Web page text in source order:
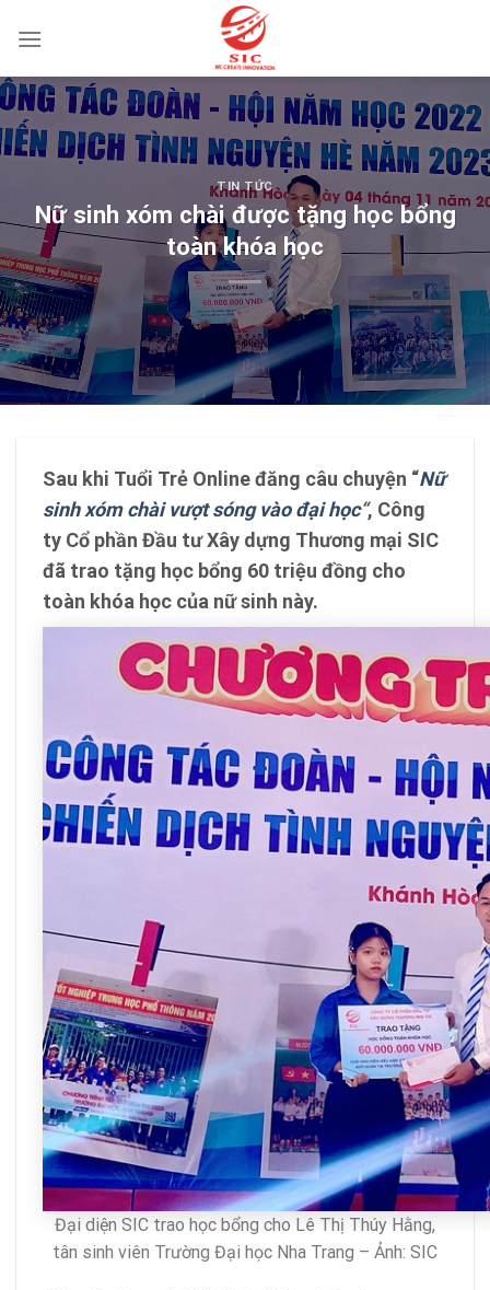
TIN TỨC
Nữ sinh xóm chài được tặng học bổng
toàn khóa học
Sau khi Tuổi Trẻ Online đăng câu chuyện “Nữ
sinh xóm chài vượt sóng vào đại học“, Công
ty Cổ phần Đầu tư Xây dựng Thương mại SIC
đã trao tặng học bổng 60 triệu đồng cho
toàn khóa học của nữ sinh này.
Đại diện SIC trao học bổng cho Lê Thị Thúy Hằng,
tân sinh viên Trường Đại học Nha Trang – Ảnh: SIC